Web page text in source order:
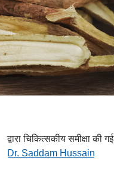
द्वारा चिकित्सकीय समीक्षा की गई
Dr. Saddam Hussain